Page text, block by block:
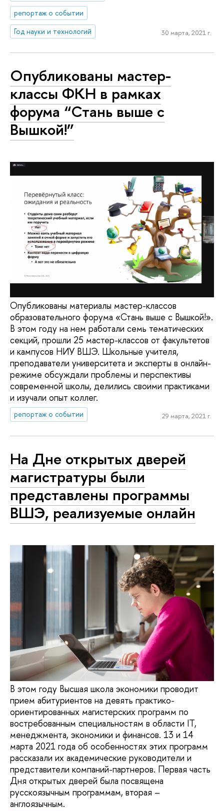
репортаж о событии
Год науки и технологий
30 марта, 2021 г.
Опубликованы мастер-
классы ФКН в рамках
форума “Стань выше с
Вышкой!”
Опубликованы материалы мастер-классов
образовательного форума «Стань выше с Вышкой!».
В этом году на нем работали семь тематических
секций, прошли 25 мастер-классов от факультетов
и кампусов НИУ ВШЭ. Школьные учителя,
преподаватели университета и эксперты в онлайн-
режиме обсуждали проблемы и перспективы
современной школы, делились своими практиками
и изучали опыт коллег.
репортаж о событии 29 марта, 2021 г.
На Дне открытых дверей
магистратуры были
представлены программы
ВШЭ, реализуемые онлайн
В этом году Высшая школа экономики проводит
прием абитуриентов на девять практико-
ориентированных магистерских программ по
востребованным специальностям в области IT,
менеджмента, экономики и финансов. 13 и 14
марта 2021 года об особенностях этих программ
рассказали их академические руководители и
представители компаний-партнеров. Первая часть
Дня открытых дверей была посвящена
русскоязычным программам, вторая –
англоязычным.